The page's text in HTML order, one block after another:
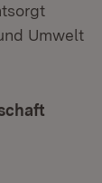
Umwelt